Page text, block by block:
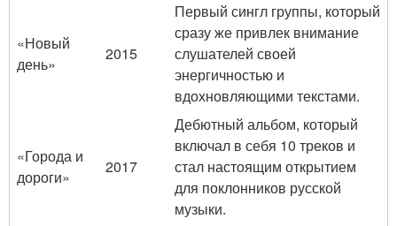
«Новый
день»
2015
Первый сингл группы, который
сразу же привлек внимание
слушателей своей
энергичностью и
вдохновляющими текстами.
«Города и
дороги»
2017
Дебютный альбом, который
включал в себя 10 треков и
стал настоящим открытием
для поклонников русской
музыки.